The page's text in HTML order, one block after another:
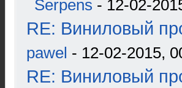
Serpens - 12-02-
RE: Виниловый
pawel - 12-02-2015,
RE: Виниловый